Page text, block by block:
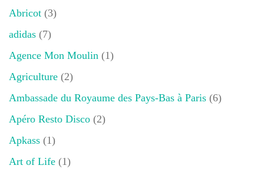
Abricot (3)
adidas (7)
Agence Mon Moulin (1)
Agriculture (2)
Ambassade du Royaume des Pays-Bas à Paris (6)
Apéro Resto Disco (2)
Apkass (1)
Art of Life (1)